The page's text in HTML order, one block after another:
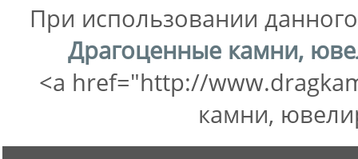
При использовании
Драгоценные камни,
<a href="http://
камни,